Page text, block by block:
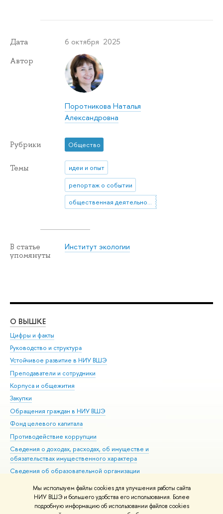
Мы используем файлы cookies для улучшения работы сайта
НИУ ВШЭ и большего удобства его использования. Более
подробную информацию об использовании файлов cookies
Дата 6 октября 2025
Автор
Поротникова Наталья
Александровна
Рубрики Общество
Темы
идеи и опыт
репортаж о событии
общественная деятельность
В статье
упомянуты
Институт экологии
О ВЫШКЕ
Цифры и факты
Руководство и структура
Устойчивое развитие в НИУ ВШЭ
Преподаватели и сотрудники
Корпуса и общежития
Закупки
Обращения граждан в НИУ ВШЭ
Фонд целевого капитала
Противодействие коррупции
Сведения о доходах, расходах, об имуществе и
обязательствах имущественного характера
Сведения об образовательной организации
Людям с ограниченными возможностями здоровья
Единая платежная страница
Работа в Вышке